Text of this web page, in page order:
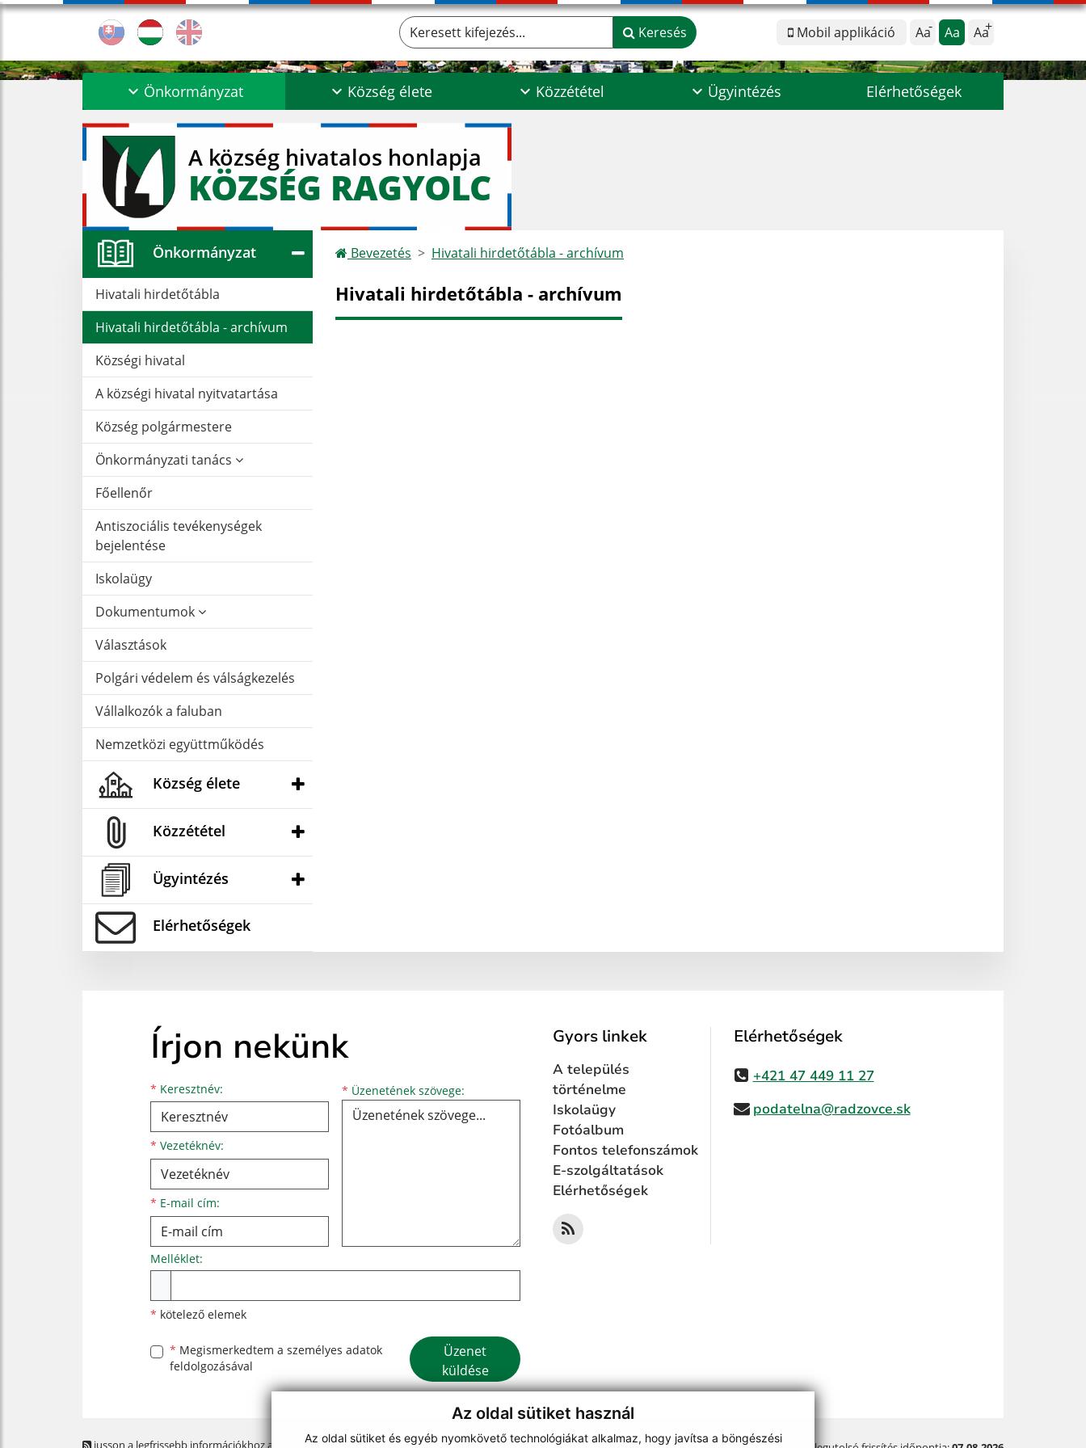
Az oldal sütiket használ
Az oldal sütiket és egyéb nyomkövető technológiákat alkalmaz, hogy javítsa a böngészési
Mobil applikáció Aa Aa Aa
Keresett kifejezés... Keresés
Önkormányzat Község élete Közzététel Ügyintézés Elérhetőségek
A község hivatalos honlapja
KÖZSÉG RAGYOLC
Önkormányzat
Hivatali hirdetőtábla
Hivatali hirdetőtábla - archívum
Községi hivatal
A községi hivatal nyitvatartása
Község polgármestere
Önkormányzati tanács
Főellenőr
Antiszociális tevékenységek
bejelentése
Iskolaügy
Dokumentumok
Választások
Polgári védelem és válságkezelés
Vállalkozók a faluban
Nemzetközi együttműködés
Község élete
Közzététel
Ügyintézés
Elérhetőségek
Bevezetés Hivatali hirdetőtábla - archívum
Hivatali hirdetőtábla - archívum
Írjon nekünk
* Keresztnév:
Keresztnév
* Vezetéknév:
Vezetéknév
* E-mail cím:
E-mail cím * Üzenetének szövege: Üzenetének szövege...
Melléklet:
* kötelező elemek
* Megismerkedtem a személyes adatok
feldolgozásával
Google reCaptcha Response
Üzenet
küldése
Gyors linkek
A település
történelme
Iskolaügy
Fotóalbum
Fontos telefonszámok
E-szolgáltatások
Elérhetőségek
Elérhetőségek
+421 47 449 11 27
podatelna@radzovce.sk
jusson a legfrissebb információkhoz az RSS csatornánkon